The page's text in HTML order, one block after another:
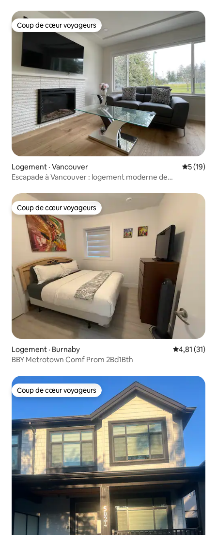
Coup de cœur voyageurs
Coup de cœur voyageurs
Logement · Vancouver Note
5 (19)
Escapade à Vancouver : logement moderne de
Coup de cœur voyageurs
Coup de cœur voyageurs
Logement · Burnaby Note
4,81 (31)
BBY Metrotown Comf Prom 2Bd1Bth
Coup de cœur voyageurs
Coup de cœur voyageurs